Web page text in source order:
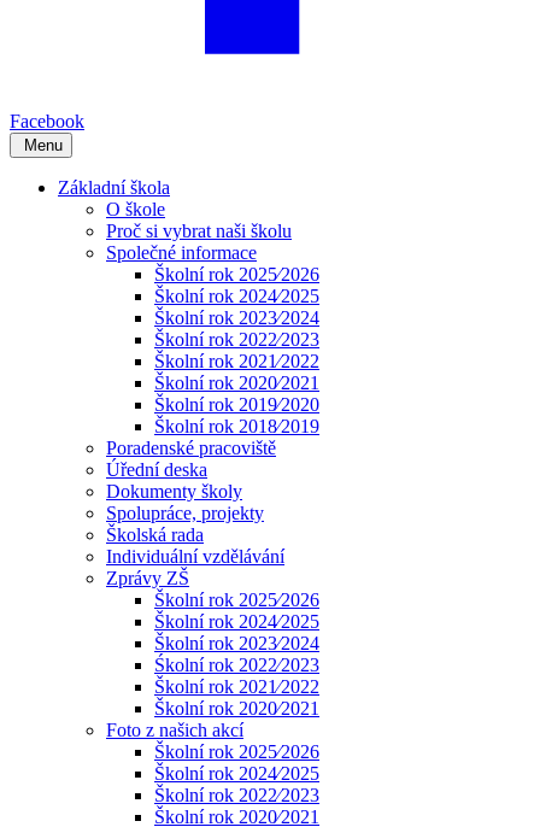
Facebook
Menu
Základní škola
O škole
Proč si vybrat naši školu
Společné informace
Školní rok 2025⁄2026
Školní rok 2024⁄2025
Školní rok 2023⁄2024
Školní rok 2022⁄2023
Školní rok 2021⁄2022
Školní rok 2020⁄2021
Školní rok 2019⁄2020
Školní rok 2018⁄2019
Poradenské pracoviště
Úřední deska
Dokumenty školy
Spolupráce, projekty
Školská rada
Individuální vzdělávání
Zprávy ZŠ
Školní rok 2025⁄2026
Školní rok 2024⁄2025
Školní rok 2023⁄2024
Śkolní rok 2022⁄2023
Školní rok 2021⁄2022
Školní rok 2020⁄2021
Foto z našich akcí
Školní rok 2025⁄2026
Školní rok 2024⁄2025
Školní rok 2022⁄2023
Školní rok 2020⁄2021